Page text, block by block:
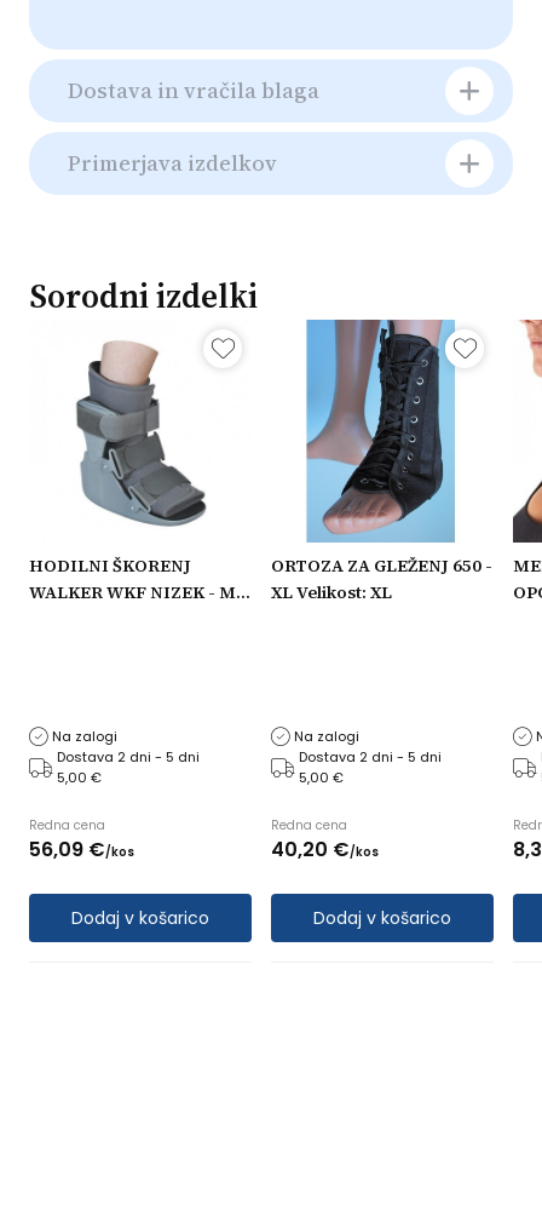
Dostava in vračila blaga
Primerjava izdelkov
Sorodni izdelki
HODILNI ŠKORENJ
WALKER WKF NIZEK - M
Na zalogi
Dostava 2 dni - 5 dni
5,00 €
Redna cena
56,09 €/ kos
Dodaj v košarico
ORTOZA ZA GLEŽENJ 650 -
XL Velikost: XL
Na zalogi
Dostava 2 dni - 5 dni
5,00 €
Redna cena
40,20 €/ kos
Dodaj v košarico
8,